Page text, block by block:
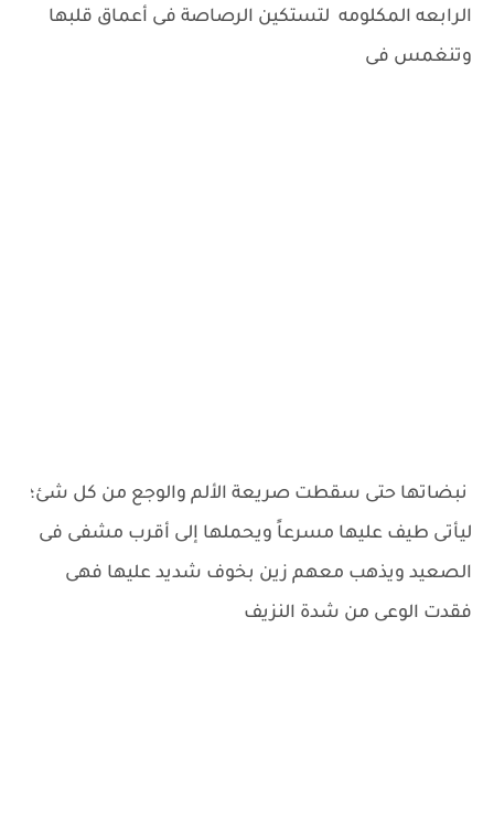
الرابعه المكلومه لتستكين الرصاصة فى أعماق قلبها
وتنغمس فى
نبضاتها حتى سقطت صريعة الألم والوجع من كل شئ؛
ليأتى طيف عليها مسرعاً ويحملها إلى أقرب مشفى فى
الصعيد ويذهب معهم زين بخوف شديد عليها فهى
فقدت الوعى من شدة النزيف